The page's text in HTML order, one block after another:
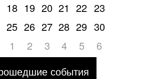
18 19 20 21 22 23
25 26 27 28 29 30
1 2 3 4 5
6
события